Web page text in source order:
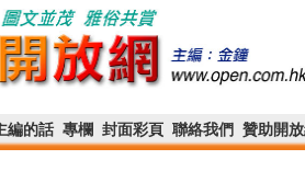
編的話 專欄 封面彩頁 聯絡我們 贊助開